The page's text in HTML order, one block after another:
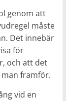
genom att
måste
Det innebär
för
och att det
framför.
vid en